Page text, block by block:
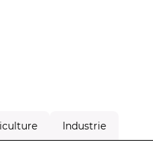
Industrie